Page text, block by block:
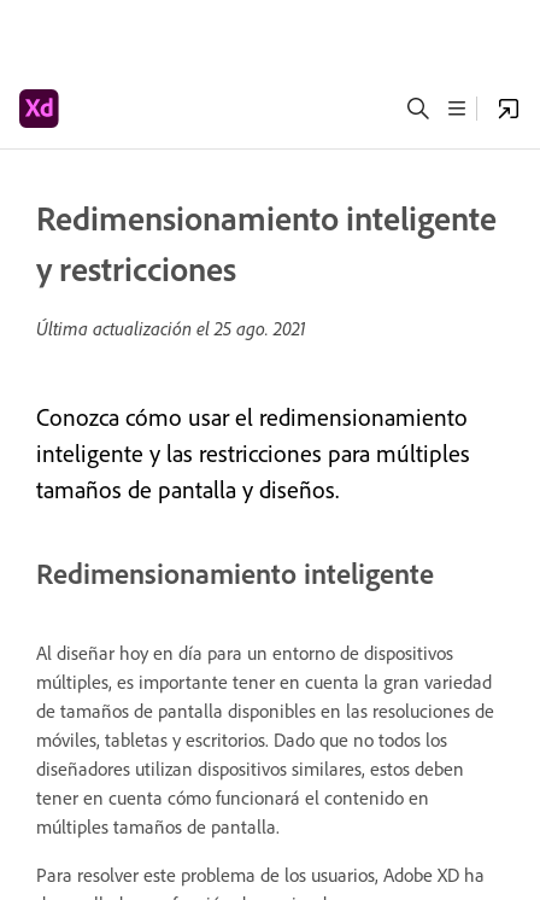
Redimensionamiento inteligente
y restricciones
Última actualización el25 ago. 2021
Conozca cómo usar el redimensionamiento
inteligente y las restricciones para múltiples
tamaños de pantalla y diseños.
Redimensionamiento inteligente
Al diseñar hoy en día para un entorno de dispositivos
múltiples, es importante tener en cuenta la gran variedad
de tamaños de pantalla disponibles en las resoluciones de
móviles, tabletas y escritorios. Dado que no todos los
diseñadores utilizan dispositivos similares, estos deben
tener en cuenta cómo funcionará el contenido en
múltiples tamaños de pantalla.
Para resolver este problema de los usuarios, Adobe XD ha